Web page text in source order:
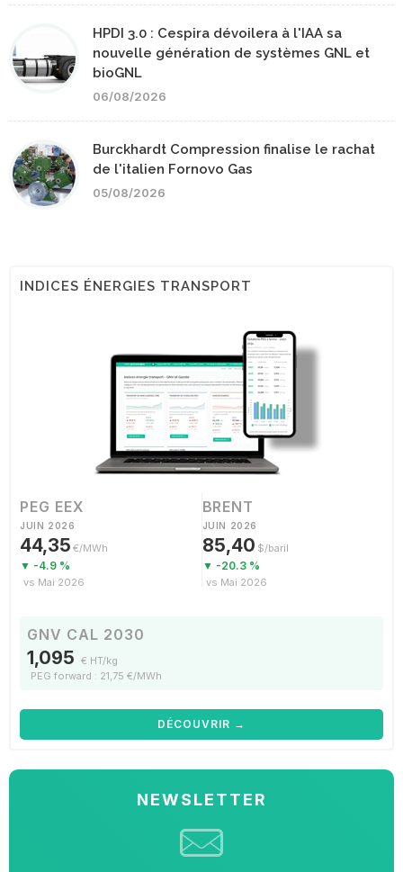
HPDI 3.0 : Cespira dévoilera à l'IAA sa
nouvelle génération de systèmes GNL et
bioGNL
06/08/2026
Burckhardt Compression finalise le rachat
de l'italien Fornovo Gas
05/08/2026
INDICES ÉNERGIES TRANSPORT
PEG EEX
JUIN 2026
44,35 €/MWh
▼ -4.9 %
vs Mai 2026
BRENT
JUIN 2026
85,40 $/baril
▼ -20.3 %
vs Mai 2026
GNV CAL 2030
1,095 € HT/kg
PEG forward : 21,75 €/MWh
DÉCOUVRIR →
NEWSLETTER